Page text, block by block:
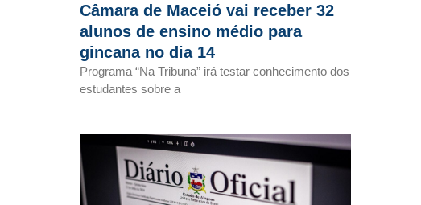
Câmara de Maceió vai receber 32
alunos de ensino médio para
gincana no dia 14
Programa “Na Tribuna” irá testar conhecimento dos
estudantes sobre a